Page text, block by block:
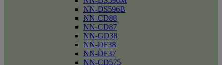
NN-DS596B
NN-CD88
NN-CD87
NN-GD38
NN-DF38
NN-DF37
NN-CD575